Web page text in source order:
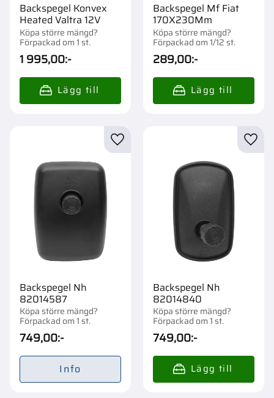
Backspegel Konvex
Heated Valtra 12V
Köpa större mängd?
Förpackad om 1 st.
1 995,00:-
Backspegel Mf Fiat
170X230Mm
Köpa större mängd?
Förpackad om 1/12 st.
289,00:-
Backspegel Nh
82014587
Köpa större mängd?
Förpackad om 1 st.
749,00:-
Lägg till i favoriter
Info
Backspegel Nh
82014840
Köpa större mängd?
Förpackad om 1 st.
749,00:-